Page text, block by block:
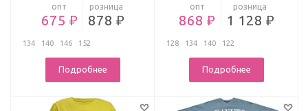
опт
675 ₽
розница
878 ₽
134 140 146 152
Подробнее
опт
868 ₽
розница
1 128 ₽
128 134 140 122
Подробнее